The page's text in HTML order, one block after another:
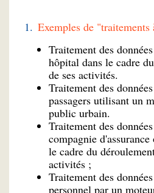
Exemples de
Traitement des
hôpital dans le cadre
de ses activités.
Traitement des
passagers utilisant un
public urbain.
Traitement des
compagnie
le cadre du
activités ;
Traitement des
personnel par un